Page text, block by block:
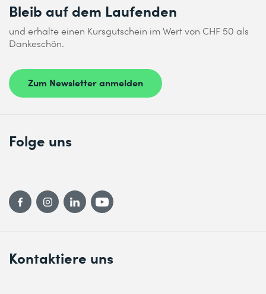
Bleib auf dem Laufenden
und erhalte einen Kursgutschein im Wert von CHF 50 als
Dankeschön.
Zum Newsletter anmelden
Kontaktiere uns
Folge uns